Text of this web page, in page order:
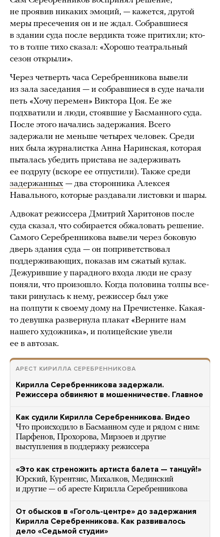
не проявив никаких эмоций, — кажется, другой
меры пресечения он и не ждал. Собравшиеся
в здании суда после вердикта тоже притихли; кто-
то в толпе тихо сказал: «Хорошо театральный
сезон открыли».
Через четверть часа Серебренникова вывели
из зала заседания — и собравшиеся в суде начали
петь «Хочу перемен» Виктора Цоя. Ее же
подхватили и люди, стоявшие у Басманного суда.
После этого начались задержания. Всего
задержали не меньше четырех человек. Среди
них была журналистка Анна Наринская, которая
пыталась убедить пристава не задерживать
ее подругу (вскоре ее отпустили). Также среди
задержанных — два сторонника Алексея
Навального, которые раздавали листовки и шары.
Адвокат режиссера Дмитрий Харитонов после
суда сказал, что собирается обжаловать решение.
Самого Серебренникова вывели через боковую
дверь здания суда — он поприветствовал
поддерживающих, показав им сжатый кулак.
Дежурившие у парадного входа люди не сразу
поняли, что произошло. Когда половина толпы все-
таки ринулась к нему, режиссер был уже
на полпути к своему дому на Пречистенке. Какая-
то девушка развернула плакат «Верните нам
нашего художника», и полицейские увели
ее в автозак.
АРЕСТ КИРИЛЛА СЕРЕБРЕННИКОВА
Кирилла Серебренникова задержали.
Режиссера обвиняют в мошенничестве. Главное
Как судили Кирилла Серебренникова. Видео
Что происходило в Басманном суде и рядом с ним:
Парфенов, Прохорова, Мирзоев и другие
выступления в поддержку режиссера
«Это как стреножить артиста балета — танцуй!»
Юрский, Курентзис, Михалков, Мединский
и другие — об аресте Кирилла Серебренникова
От обысков в «Гоголь-центре» до задержания
Кирилла Серебренникова. Как развивалось
дело «Седьмой студии»